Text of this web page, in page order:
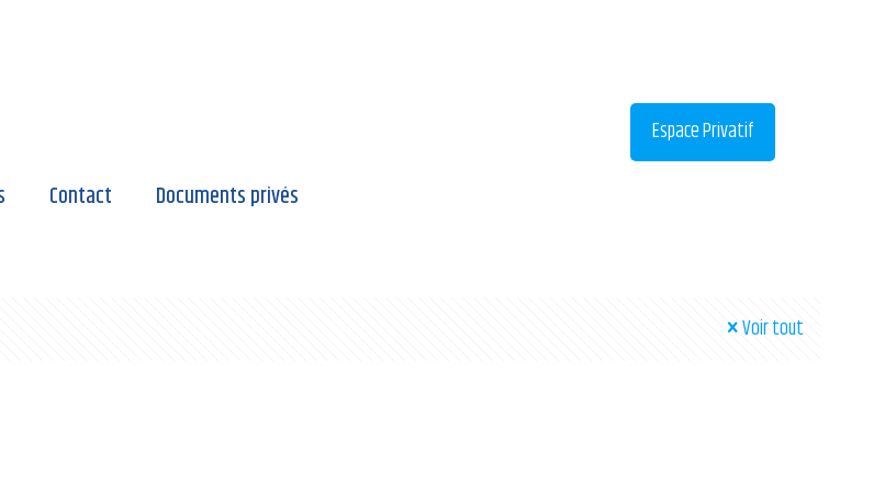
Contact Documents privés
Espace Privatif
Voir tout